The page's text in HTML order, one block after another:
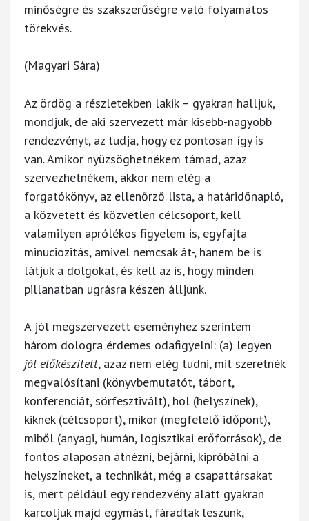
minőségre és szakszerűségre való folyamatos
törekvés.
(Magyari Sára)
Az ördög a részletekben lakik – gyakran halljuk,
mondjuk, de aki szervezett már kisebb-nagyobb
rendezvényt, az tudja, hogy ez pontosan így is
van. Amikor nyüzsöghetnékem támad, azaz
szervezhetnékem, akkor nem elég a
forgatókönyv, az ellenőrző lista, a határidőnapló,
a közvetett és közvetlen célcsoport, kell
valamilyen aprólékos figyelem is, egyfajta
minuciozitás, amivel nemcsak át-, hanem be is
látjuk a dolgokat, és kell az is, hogy minden
pillanatban ugrásra készen álljunk.
A jól megszervezett eseményhez szerintem
három dologra érdemes odafigyelni: (a) legyen
jól előkészített, azaz nem elég tudni, mit szeretnék
megvalósítani (könyvbemutatót, tábort,
konferenciát, sörfesztivált), hol (helyszínek),
kiknek (célcsoport), mikor (megfelelő időpont),
miből (anyagi, humán, logisztikai erőforrások), de
fontos alaposan átnézni, bejárni, kipróbálni a
helyszíneket, a technikát, még a csapattársakat
is, mert például egy rendezvény alatt gyakran
karcoljuk majd egymást, fáradtak leszünk,